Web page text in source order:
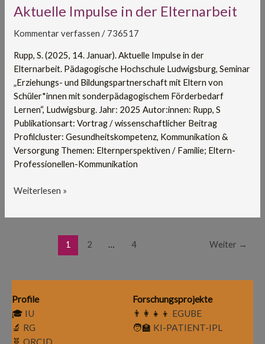
Aktuelle Impulse in der Elternarbeit
Kommentar verfassen / 736517
Rupp, S. (2025, 14. Januar). Aktuelle Impulse in der
Elternarbeit. Pädagogische Hochschule Ludwigsburg, Seminar
„Erziehungs- und Bildungspartnerschaft mit Eltern von
Schüler*innen mit sonderpädagogischem Förderbedarf
Lernen“, Ludwigsburg. Jahr: 2025 Autor:innen: Rupp, S
Publikationsart: Vortrag / wissenschaftlicher Beitrag
Profilcluster: Gesundheitskompetenz, Kommunikation &
Versorgung Themen: Elternperspektiven / Familie; Eltern-
Professionellen-Kommunikation
Aktuelle
in
Elternarbeit
Weiterlesen »
1 2 … 4 Weiter →
Profile
🎓 IU
🔬 RG
🧬 ORCID
Forschungsprojekte
👨‍👩‍👧‍👦 EGUBE
🧑‍🏫 KI-PATIENT-IPL